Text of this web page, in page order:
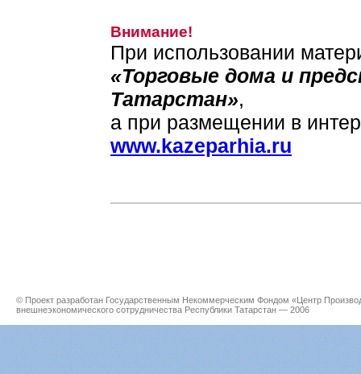
Внимание!
При использовании
«Торговые дома и
Татарстан»,
а при размещении в
www.kazeparhia.ru
© Проект разработан Государственным Некоммерческим Фондом «Центр
внешнеэкономического сотрудничества Республики Татарстан — 2006